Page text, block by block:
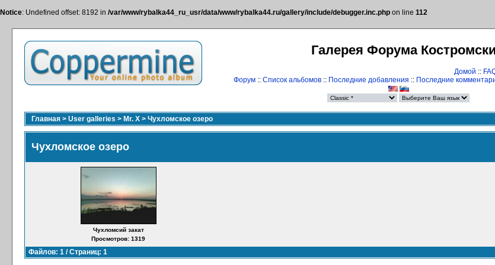
Notice: Undefined offset: 8192 in /var/www/rybalka44_ru_usr/data/www/rybalka44.ru/gallery/include/debugger.inc.php on line 112
Галерея Форума
Домой ::
Форум:: Список альбомов:: Последние добавления :: Последние
Главная > User galleries > Mr. X > Чухломское озеро
Чухломское озеро
Чухломсий закат
Просмотров: 1319
Файлов: 1 / Страниц: 1